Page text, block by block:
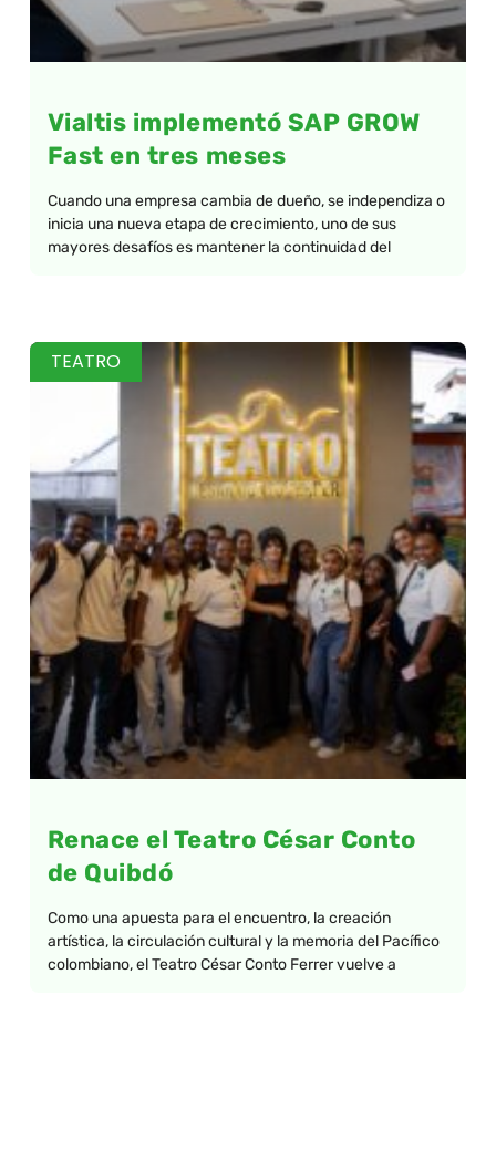
Vialtis implementó SAP GROW
Fast en tres meses
Cuando una empresa cambia de dueño, se independiza o
inicia una nueva etapa de crecimiento, uno de sus
mayores desafíos es mantener la continuidad del
TEATRO
Renace el Teatro César Conto
de Quibdó
Como una apuesta para el encuentro, la creación
artística, la circulación cultural y la memoria del Pacífico
colombiano, el Teatro César Conto Ferrer vuelve a